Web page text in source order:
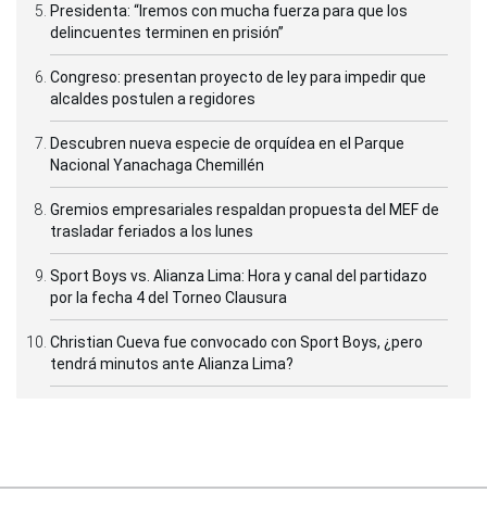
Presidenta: “Iremos con mucha fuerza para que los
delincuentes terminen en prisión”
Congreso: presentan proyecto de ley para impedir que
alcaldes postulen a regidores
Descubren nueva especie de orquídea en el Parque
Nacional Yanachaga Chemillén
Gremios empresariales respaldan propuesta del MEF de
trasladar feriados a los lunes
Sport Boys vs. Alianza Lima: Hora y canal del partidazo
por la fecha 4 del Torneo Clausura
Christian Cueva fue convocado con Sport Boys, ¿pero
tendrá minutos ante Alianza Lima?